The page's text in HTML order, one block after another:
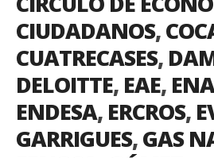
CIUDADANOS,
CUATRECASES,
DELOITTE, EAE,
ENDESA, ERCROS,
GARRIGUES,GAS